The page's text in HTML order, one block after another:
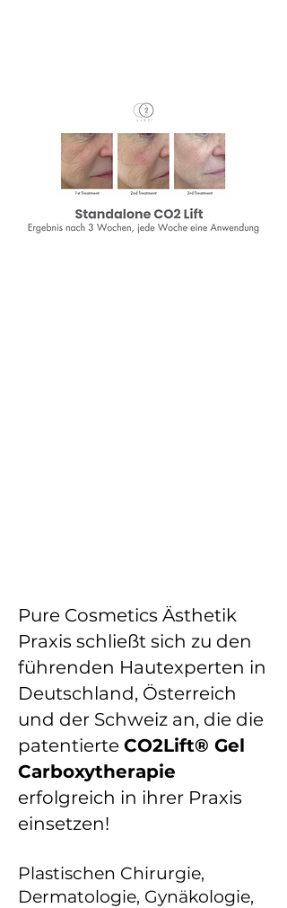
Pure Cosmetics Ästhetik
Praxis schließt sich zu den
führenden Hautexperten in
Deutschland, Österreich
und der Schweiz an, die die
patentierte CO2Lift® Gel
Carboxytherapie
erfolgreich in ihrer Praxis
einsetzen!
Plastischen Chirurgie,
Dermatologie, Gynäkologie,